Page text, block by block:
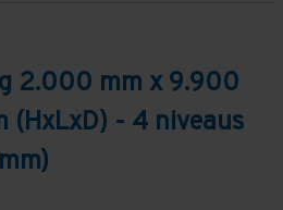
2.000 mm x 9.900
(HxLxD) - 4 niveaus